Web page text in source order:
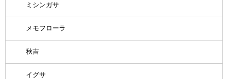
ミシンガサ
メモフローラ
秋吉
イグサ